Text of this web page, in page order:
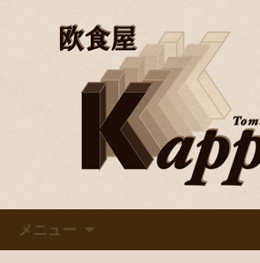
京都・烏丸のイタ
「欧食屋Kappa」
楽しむならバル「欧食
菜ソムリエの資格を持
るイタリアンは絶品。
などもありカウンター
ループでのご利用も歓
メニュー